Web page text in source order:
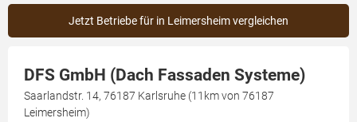
Jetzt Betriebe für in Leimersheim vergleichen
DFS GmbH (Dach Fassaden Systeme)
Saarlandstr. 14, 76187 Karlsruhe (11km von 76187
Leimersheim)